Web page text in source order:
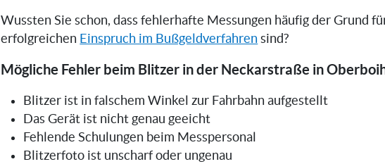
Wussten Sie schon, dass fehlerhafte Messungen häufig der Grund
erfolgreichen Einspruch im Bußgeldverfahren sind?
Mögliche Fehler beim Blitzer in der Neckarstraße in
Blitzer ist in falschem Winkel zur Fahrbahn aufgestellt
Das Gerät ist nicht genau geeicht
Fehlende Schulungen beim Messpersonal
Blitzerfoto ist unscharf oder ungenau